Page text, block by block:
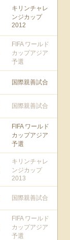
キリンチャレ
ンジカップ
2012
FIFA ワールド
カップアジア
予選
国際親善試合
国際親善試合
FIFA ワールド
カップアジア
予選
キリンチャレ
ンジカップ
2013
国際親善試合
FIFA ワールド
カップアジア
予選